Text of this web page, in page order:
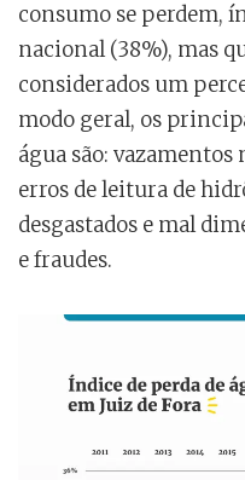
consumo se perdem,
nacional (38%), mas
considerados um
modo geral, os
água são: vazamentos
erros de leitura de
desgastados e mal
e fraudes.